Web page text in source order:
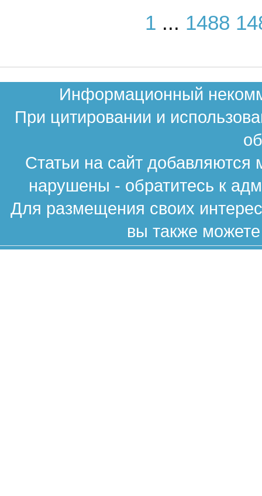
1 ... 1488
Информационный
При цитировании и
Статьи на сайт
нарушены - обратитесь к
Для размещения своих
вы также